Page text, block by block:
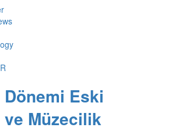
Eski
Müzecilik